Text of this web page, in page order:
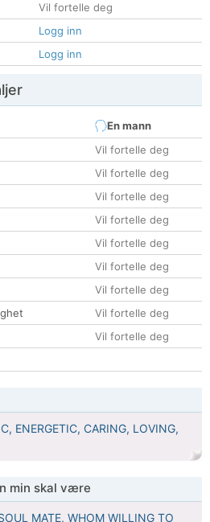
Vil fortelle deg
Logg inn
Logg inn
En mann
Vil fortelle deg
Vil fortelle deg
Vil fortelle deg
Vil fortelle deg
Vil fortelle deg
Vil fortelle deg
Vil fortelle deg
Vil fortelle deg
Vil fortelle deg
ENERGETIC, CARING, LOVING,
min skal være
MATE, WHOM WILLING TO